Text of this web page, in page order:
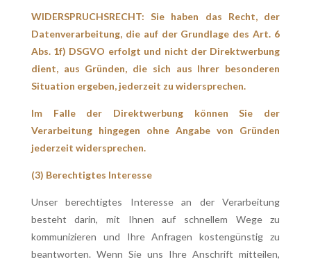
WIDERSPRUCHSRECHT: Sie haben das Recht, der
Datenverarbeitung, die auf der Grundlage des Art. 6
Abs. 1f) DSGVO erfolgt und nicht der Direktwerbung
dient, aus Gründen, die sich aus Ihrer besonderen
Situation ergeben, jederzeit zu widersprechen.
Im Falle der Direktwerbung können Sie der
Verarbeitung hingegen ohne Angabe von Gründen
jederzeit widersprechen.
(3) Berechtigtes Interesse
Unser berechtigtes Interesse an der Verarbeitung
besteht darin, mit Ihnen auf schnellem Wege zu
kommunizieren und Ihre Anfragen kostengünstig zu
beantworten. Wenn Sie uns Ihre Anschrift mitteilen,